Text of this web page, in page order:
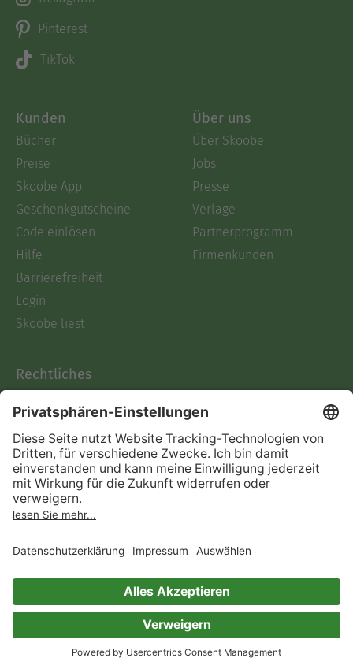
Pinterest
TikTok
Kunden
Bücher
Preise
Skoobe App
Geschenkgutscheine
Code einlösen
Hilfe
Barrierefreiheit
Login
Skoobe liest
Über uns
Über Skoobe
Jobs
Presse
Verlage
Partnerprogramm
Firmenkunden
Rechtliches
AGB
Informationen nach Data
Act
Verträge hier kündigen
Impressum
Immer ein gutes Buch